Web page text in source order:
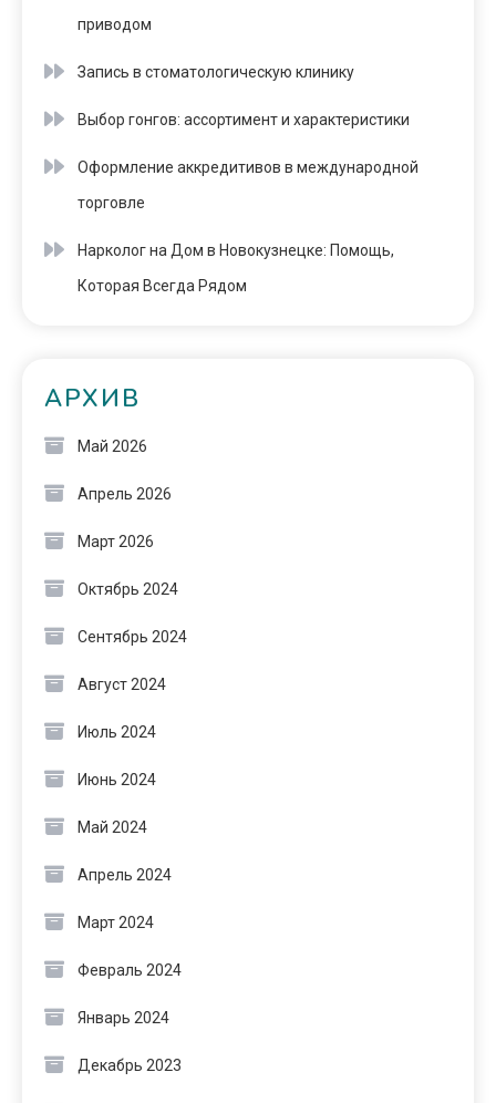
приводом
Запись в стоматологическую клинику
Выбор гонгов: ассортимент и характеристики
Оформление аккредитивов в международной
торговле
Нарколог на Дом в Новокузнецке: Помощь,
Которая Всегда Рядом
АРХИВ
Май 2026
Апрель 2026
Март 2026
Октябрь 2024
Сентябрь 2024
Август 2024
Июль 2024
Июнь 2024
Май 2024
Апрель 2024
Март 2024
Февраль 2024
Январь 2024
Декабрь 2023